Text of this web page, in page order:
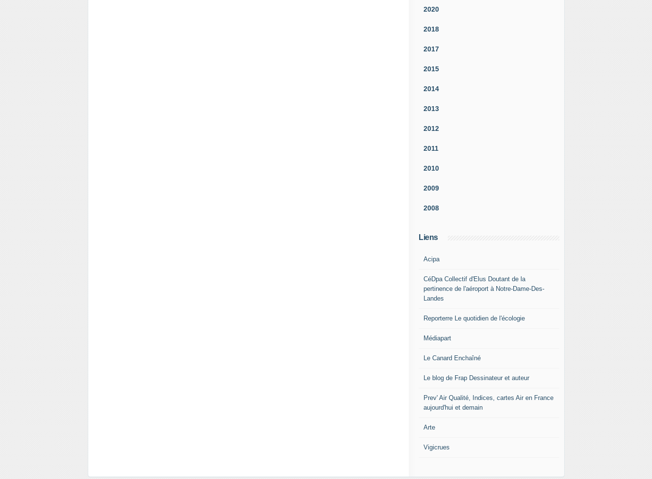
2020
2018
2017
2015
2014
2013
2012
2011
2010
2009
2008
Liens
Acipa
CéDpa Collectif d'Elus Doutant de la
pertinence de l'aéroport à Notre-Dame-Des-
Landes
Reporterre Le quotidien de l'écologie
Médiapart
Le Canard Enchaîné
Le blog de Frap Dessinateur et auteur
Prev' Air Qualité, Indices, cartes Air en France
aujourd'hui et demain
Arte
Vigicrues